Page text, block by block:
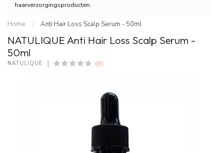
haarverzorgingsproducten.
Home / Anti Hair Loss Scalp Serum - 50ml
NATULIQUE Anti Hair Loss Scalp Serum -
50ml
NATULIQUE (0)